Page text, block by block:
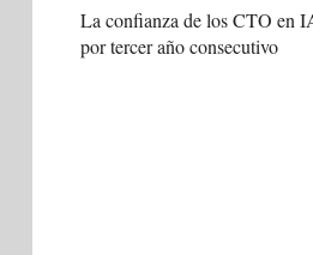
La confianza de los CTO en
por tercer año consecutivo